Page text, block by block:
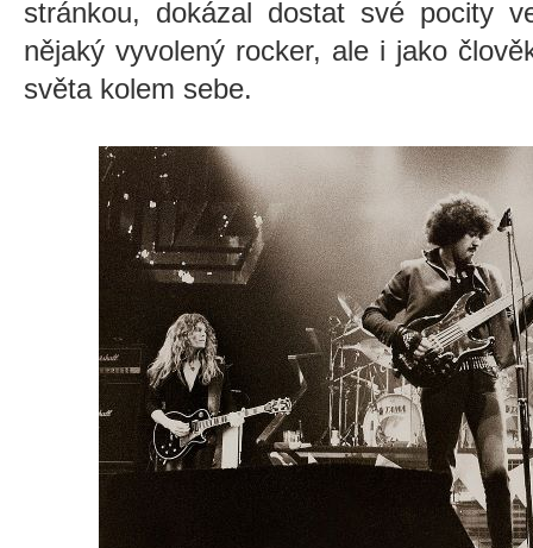
stránkou, dokázal dostat své pocity
nějaký vyvolený rocker, ale i jako
světa kolem sebe.